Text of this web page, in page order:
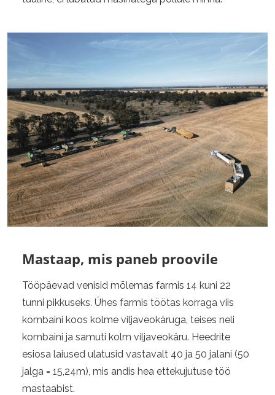
Mastaap, mis paneb proovile
Tööpäevad venisid mõlemas farmis 14 kuni 22
tunni pikkuseks. Ühes farmis töötas korraga viis
kombaini koos kolme viljaveokäruga, teises neli
kombaini ja samuti kolm viljaveokäru. Heedrite
esiosa laiused ulatusid vastavalt 40 ja 50 jalani (50
jalga = 15,24m), mis andis hea ettekujutuse töö
mastaabist.